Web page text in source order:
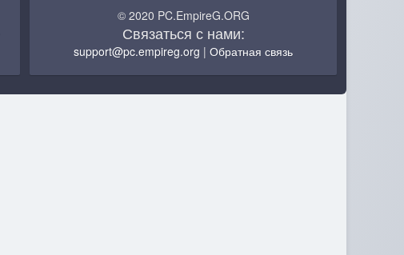
© 2020 PC.EmpireG.ORG
Связаться с нами:
support@pc.empireg.org | Обратная связь